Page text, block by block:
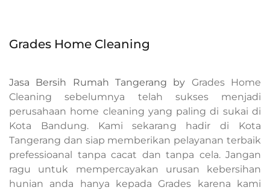
Grades Home Cleaning
Jasa Bersih Rumah Tangerang by Grades Home
Cleaning sebelumnya telah sukses menjadi
perusahaan home cleaning yang paling di sukai di
Kota Bandung. Kami sekarang hadir di Kota
Tangerang dan siap memberikan pelayanan terbaik
prefessioanal tanpa cacat dan tanpa cela. Jangan
ragu untuk mempercayakan urusan kebersihan
hunian anda hanya kepada Grades karena kami